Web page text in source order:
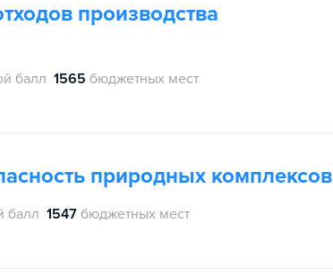
производства
балл 1565 бюджетных мест
природных комплексов
балл 1547 бюджетных мест